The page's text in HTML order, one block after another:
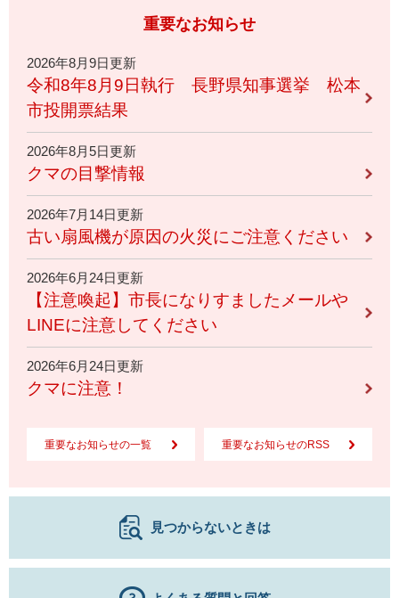
重要なお知らせ
2026年8月9日更新
令和8年8月9日執行 長野県知事選挙 松本
市投開票結果
2026年8月5日更新
クマの目撃情報
2026年7月14日更新
古い扇風機が原因の火災にご注意ください
2026年6月24日更新
【注意喚起】市長になりすましたメールや
LINEに注意してください
2026年6月24日更新
クマに注意！
重要なお知らせの一覧 重要なお知らせのRSS
見つからないときは